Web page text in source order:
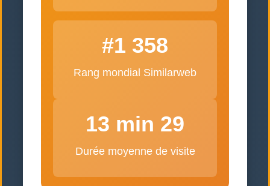
#1 358
Rang mondial Similarweb
13 min 29
Durée moyenne de visite